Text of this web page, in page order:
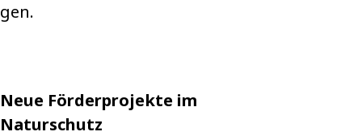
gen.
Neue Förderprojekte im
Naturschutz